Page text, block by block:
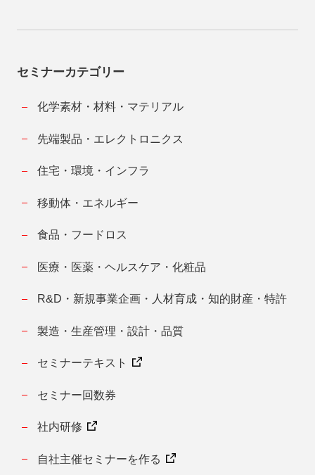
セミナーカテゴリー
化学素材・材料・マテリアル
先端製品・エレクトロニクス
住宅・環境・インフラ
移動体・エネルギー
食品・フードロス
医療・医薬・ヘルスケア・化粧品
R&D・新規事業企画・人材育成・知的財産・特許
製造・生産管理・設計・品質
セミナーテキスト
セミナー回数券
社内研修
自社主催セミナーを作る